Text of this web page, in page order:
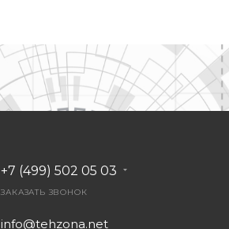
+7 (499) 502 05 03
ЗАКАЗАТЬ ЗВОНОК
info@tehzona.net